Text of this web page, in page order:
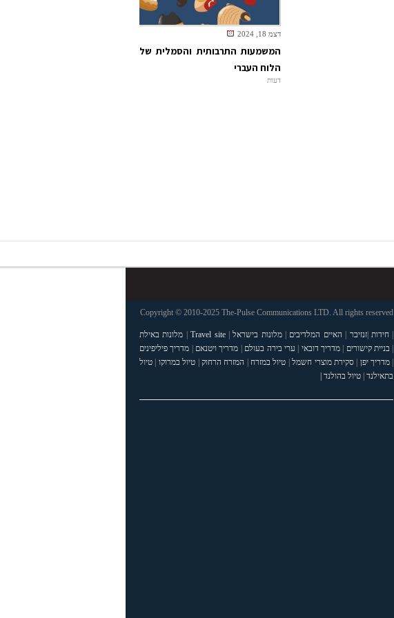
דצמ 18, 2024
המשמעות התרבותית והסמלית של
הלוח העברי
דעות
Copyright © 2010-2025 The-Pulse Communications LTD. All rights reserved
| חידות |זנזיבר | האיים המלדיבים |מלונות בישראל|
Travel site
| מלונות באילת
| בניית קישורים |מדריך דובאי | ערי בירה בעולם | מדריך ויטנאם | מדריך פיליפינים
| מדריך יפן |סקירת מוצרי חשמל| טיול במזרח | המזרח הרחוק | טיול במרוקו | טיול
בתאילנד| טיול בהולנד |